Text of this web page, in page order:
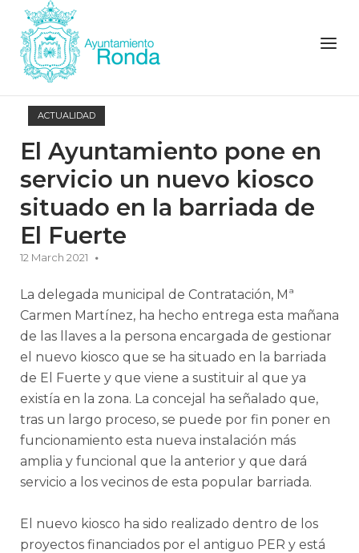
content
Menu
ACTUALIDAD
El Ayuntamiento pone en
servicio un nuevo kiosco
situado en la barriada de
El Fuerte
12 March 2021
La delegada municipal de Contratación, Mª
Carmen Martínez, ha hecho entrega esta mañana
de las llaves a la persona encargada de gestionar
el nuevo kiosco que se ha situado en la barriada
de El Fuerte y que viene a sustituir al que ya
existía en la zona. La concejal ha señalado que,
tras un largo proceso, se puede por fin poner en
funcionamiento esta nueva instalación más
amplia y funcional que la anterior y que dará
servicio a los vecinos de esta popular barriada.
El nuevo kiosco ha sido realizado dentro de los
proyectos financiados por el antiguo PER y está